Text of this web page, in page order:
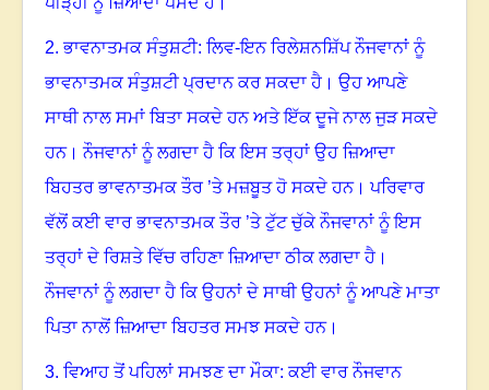
2.ਭਾਵਨਾਤਮਕ ਸੰਤੁਸ਼ਟੀ: ਲਿਵ-ਇਨ ਰਿਲੇਸ਼ਨਸ਼ਿੱਪ ਨੌਜਵਾਨਾਂ ਨੂੰ
ਭਾਵਨਾਤਮਕ ਸੰਤੁਸ਼ਟੀ ਪ੍ਰਦਾਨ ਕਰ ਸਕਦਾ ਹੈ । ਉਹ ਆਪਣੇ
ਸਾਥੀ ਨਾਲ ਸਮਾਂ ਬਿਤਾ ਸਕਦੇ ਹਨ ਅਤੇ ਇੱਕ ਦੂਜੇ ਨਾਲ ਜੁੜ ਸਕਦੇ
ਹਨ।ਨੌਜਵਾਨਾਂ ਨੂੰ ਲਗਦਾ ਹੈ ਕਿ ਇਸ ਤਰ੍ਹਾਂ ਉਹ ਜ਼ਿਆਦਾ
ਬਿਹਤਰ ਭਾਵਨਾਤਮਕ ਤੌਰ ’ਤੇ ਮਜ਼ਬੂਤ ਹੋ ਸਕਦੇ ਹਨ।ਪਰਿਵਾਰ
ਵੱਲੋਂ ਕਈ ਵਾਰ ਭਾਵਨਾਤਮਕ ਤੌਰ ’ਤੇ ਟੁੱਟ ਚੁੱਕੇ ਨੌਜਵਾਨਾਂ ਨੂੰ ਇਸ
ਤਰ੍ਹਾਂ ਦੇ ਰਿਸ਼ਤੇ ਵਿੱਚ ਰਹਿਣਾ ਜ਼ਿਆਦਾ ਠੀਕ ਲਗਦਾ ਹੈ ।
ਨੌਜਵਾਨਾਂ ਨੂੰ ਲਗਦਾ ਹੈ ਕਿ ਉਹਨਾਂ ਦੇ ਸਾਥੀ ਉਹਨਾਂ ਨੂੰ ਆਪਣੇ ਮਾਤਾ
ਪਿਤਾ ਨਾਲੋਂ ਜ਼ਿਆਦਾ ਬਿਹਤਰ ਸਮਝ ਸਕਦੇ ਹਨ।
3. ਵਿਆਹ ਤੋਂ ਪਹਿਲਾਂ ਸਮਝਣ ਦਾ ਮੌਕਾ: ਕਈ ਵਾਰ ਨੌਜਵਾਨ